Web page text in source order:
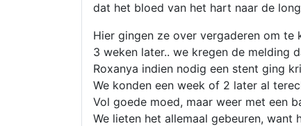
dat het bloed van het hart naar de
Hier gingen ze over vergaderen om te
3 weken later.. we kregen de melding
Roxanya indien nodig een stent ging
We konden een week of 2 later al
Vol goede moed, maar weer met een
We lieten het allemaal gebeuren, want